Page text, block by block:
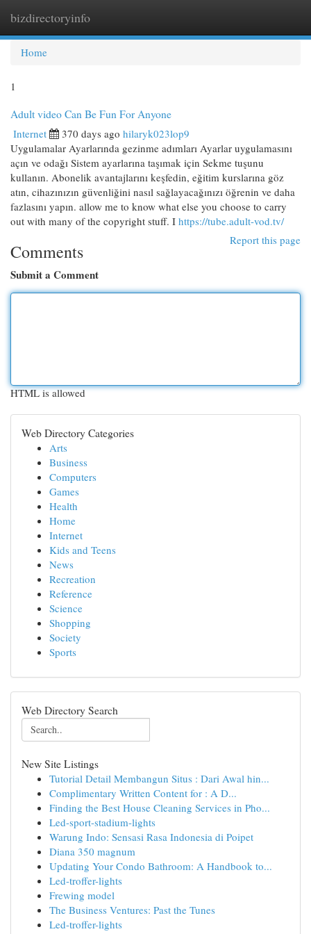
bizdirectoryinfo
Home
1
Adult video Can Be Fun For Anyone
Internet 370 days ago hilaryk023lop9
Uygulamalar Ayarlarında gezinme adımları Ayarlar uygulamasını
açın ve odağı Sistem ayarlarına taşımak için Sekme tuşunu
kullanın. Abonelik avantajlarını keşfedin, eğitim kurslarına göz
atın, cihazınızın güvenliğini nasıl sağlayacağınızı öğrenin ve daha
fazlasını yapın. allow me to know what else you choose to carry
out with many of the copyright stuff. I https://tube.adult-vod.tv/
Report this page
Comments
Submit a Comment
HTML is allowed
Web Directory Categories
Arts
Business
Computers
Games
Health
Home
Internet
Kids and Teens
News
Recreation
Reference
Science
Shopping
Society
Sports
Web Directory Search
New Site Listings
Tutorial Detail Membangun Situs : Dari Awal hin...
Complimentary Written Content for : A D...
Finding the Best House Cleaning Services in Pho...
Led-sport-stadium-lights
Warung Indo: Sensasi Rasa Indonesia di Poipet
Diana 350 magnum
Updating Your Condo Bathroom: A Handbook to...
Led-troffer-lights
Frewing model
The Business Ventures: Past the Tunes
Led-troffer-lights